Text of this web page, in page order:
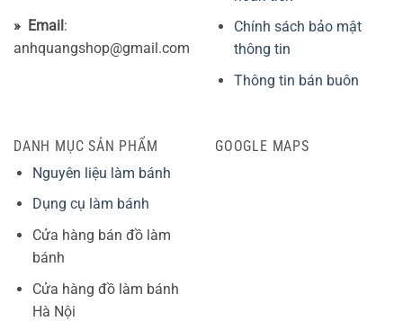
» Email:
anhquangshop@gmail.com
Chính sách bảo mật
thông tin
Thông tin bán buôn
DANH MỤC SẢN PHẨM
Nguyên liệu làm bánh
Dụng cụ làm bánh
Cửa hàng bán đồ làm
bánh
Cửa hàng đồ làm bánh
Hà Nội
GOOGLE MAPS